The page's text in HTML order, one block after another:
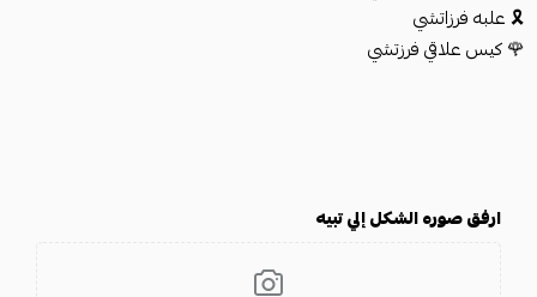
🎗️ علبه فرزاتشي
🌹 كيس علاقي فرزتشي
ارفق صوره الشكل إلي تبيه